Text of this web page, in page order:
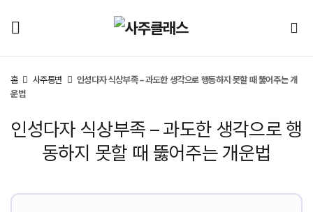
홈 사주통변
인성다자 식상부족 – 과도한 생각으로 행동하지 못할 때 뚫어주는 개
운법
인성다자 식상부족 – 과도한 생각으로 행
동하지 못할 때 뚫어주는 개운법